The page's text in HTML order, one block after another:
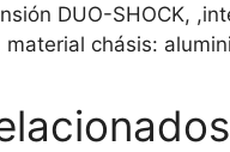
DUO-SHOCK,
chásis: